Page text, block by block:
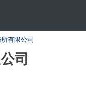
有限公司
司